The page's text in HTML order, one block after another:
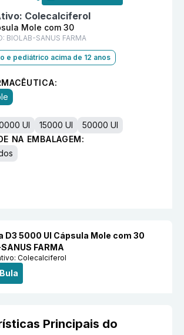
Colecalciferol
Mole com 30
BIOLAB-SANUS FARMA
e pediátrico acima de 12 anos
UI 15000 UI
50000 UI
NA EMBALAGEM:
D3 5000 UI Cápsula Mole com 30
FARMA
Colecalciferol
Principais do